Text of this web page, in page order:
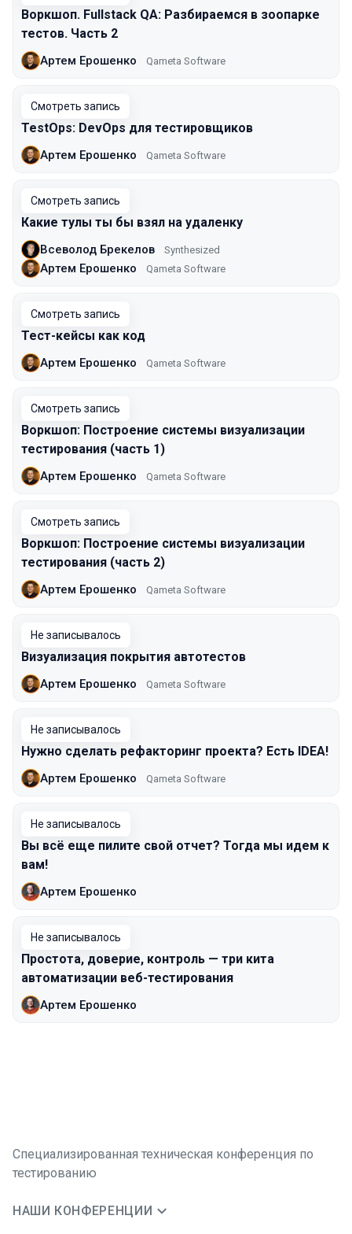
Воркшоп. Fullstack QA: Разбираемся в зоопарке
тестов. Часть 2
Артем Ерошенко Qameta Software
Смотреть запись
TestOps: DevOps для тестировщиков
Артем Ерошенко Qameta Software
Смотреть запись
Какие тулы ты бы взял на удаленку
Всеволод Брекелов Synthesized
Артем Ерошенко Qameta Software
Смотреть запись
Тест-кейсы как код
Артем Ерошенко Qameta Software
Смотреть запись
Воркшоп: Построение cистемы визуализации
тестирования (часть 1)
Артем Ерошенко Qameta Software
Смотреть запись
Воркшоп: Построение cистемы визуализации
тестирования (часть 2)
Артем Ерошенко Qameta Software
Не записывалось
Визуализация покрытия автотестов
Артем Ерошенко Qameta Software
Не записывалось
Нужно сделать рефакторинг проекта? Есть IDEA!
Артем Ерошенко Qameta Software
Не записывалось
Вы всё еще пилите свой отчет? Тогда мы идем к
вам!
Артем Ерошенко
Не записывалось
Простота, доверие, контроль — три кита
автоматизации веб-тестирования
Артем Ерошенко
Специализированная техническая конференция по
тестированию
НАШИ КОНФЕРЕНЦИИ